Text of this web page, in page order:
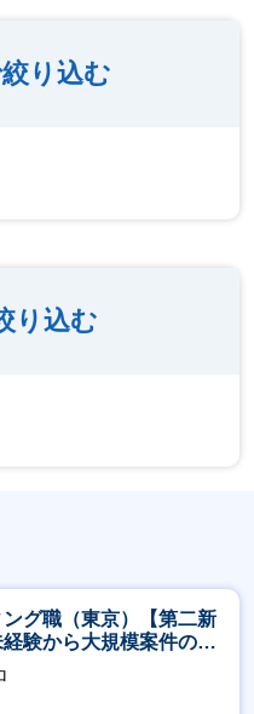
り込む
り込む
グ職（東京）【第二新
験から大規模案件のマ
が経験できる／研修充